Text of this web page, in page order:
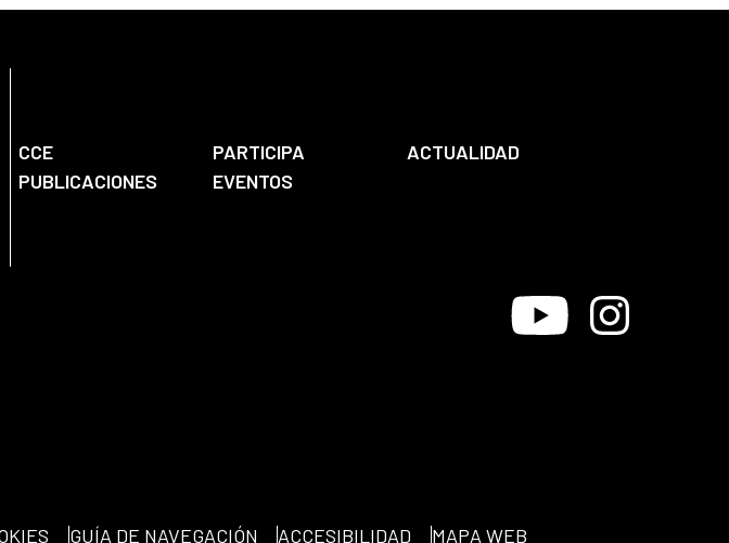
CCE PARTICIPA
ACTUALIDAD
PUBLICACIONES
EVENTOS
Youtube Instagram
GUÍA DE NAVEGACIÓN ACCESIBILIDAD MAPA WEB